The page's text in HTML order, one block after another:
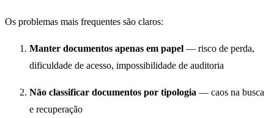
Os problemas mais frequentes são claros:
Manter documentos apenas em papel — risco de perda,
dificuldade de acesso, impossibilidade de auditoria
Não classificar documentos por tipologia — caos na busca
e recuperação